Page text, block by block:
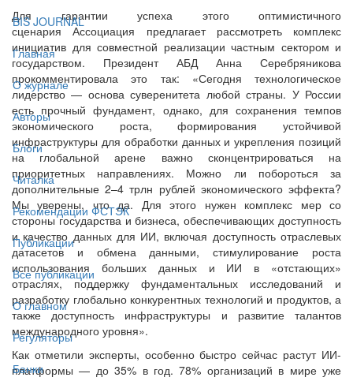
BIS JOURNAL
Главная
О журнале
Авторы
Блоги
Читалка
Рекомендации ФСТЭК
Публикации
Все публикации
О главном
Регуляторы
Банки
Для гарантии успеха этого оптимистичного
сценария Ассоциация предлагает рассмотреть комплекс
инициатив для совместной реализации частным сектором и
государством. Президент АБД Анна Серебряникова
прокомментировала это так: «Сегодня технологическое
лидерство — основа суверенитета любой страны. У России
есть прочный фундамент, однако, для сохранения темпов
экономического роста, формирования устойчивой
инфраструктуры для обработки данных и укрепления позиций
на глобальной арене важно сконцентрироваться на
приоритетных направлениях. Можно ли побороться за
дополнительные 2–4 трлн рублей экономического эффекта?
Мы уверены, что да. Для этого нужен комплекс мер со
стороны государства и бизнеса, обеспечивающих доступность
и качество данных для ИИ, включая доступность отраслевых
датасетов и обмена данными, стимулирование роста
использования больших данных и ИИ в «отстающих»
отраслях, поддержку фундаментальных исследований и
разработку глобально конкурентных технологий и продуктов, а
также доступность инфраструктуры и развитие талантов
международного уровня».
Как отметили эксперты, особенно быстро сейчас растут ИИ-
платформы — до 35% в год. 78% организаций в мире уже